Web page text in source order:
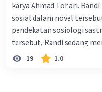
karya Ahmad Tohari.
sosial dalam novel
pendekatan sosiologi sastra. Berdasarkan
tersebut, Randi sedang
deskriptif B. objektif
19 1.0